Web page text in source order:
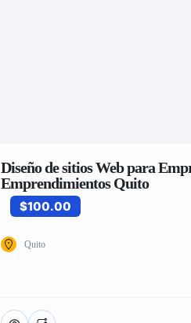
Diseño de sitios Web para
Emprendimientos Quito
$100.00
Quito